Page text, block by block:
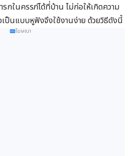
กในครรภ์ได้ที่บ้าน ไม่ก่อให้เกิดความ
ป็นแบบหูฟังจึงใช้งานง่าย ด้วยวิธีดังนี้
โฆษณา